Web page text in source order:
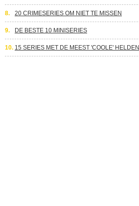
8. 20 CRIMESERIES OM NIET TE MISSEN
9. DE BESTE 10 MINISERIES
10. 15 SERIES MET DE MEEST 'COOLE' HELDEN